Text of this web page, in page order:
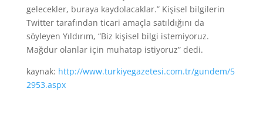
gelecekler, buraya kaydolacaklar.” Kişisel bilgilerin
Twitter tarafından ticari amaçla satıldığını da
söyleyen Yıldırım, “Biz kişisel bilgi istemiyoruz.
Mağdur olanlar için muhatap istiyoruz” dedi.
kaynak: http://www.turkiyegazetesi.com.tr/gundem/5
2953.aspx